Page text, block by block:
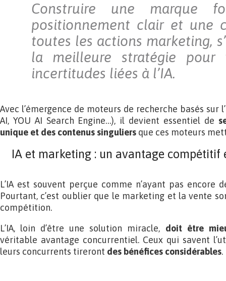
Construire une marque
positionnement clair et une
toutes les actions marketing,
la meilleure stratégie pour
incertitudes liées à l’IA.
Avec l’émergence de moteurs de recherche basés sur
AI, YOU AI Search Engine…), il devient essentiel de
unique et des contenus singuliers que ces moteurs
IA et marketing : un avantage compétitif
L’IA est souvent perçue comme n’ayant pas encore
Pourtant, c’est oublier que le marketing et la vente
compétition.
L’IA, loin d’être une solution miracle, doit être
véritable avantage concurrentiel. Ceux qui savent
leurs concurrents tireront des bénéfices considérables.